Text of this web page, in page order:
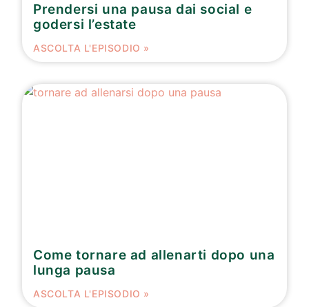
Prendersi una pausa dai social e
godersi l’estate
ASCOLTA L'EPISODIO »
Come tornare ad allenarti dopo una
lunga pausa
ASCOLTA L'EPISODIO »